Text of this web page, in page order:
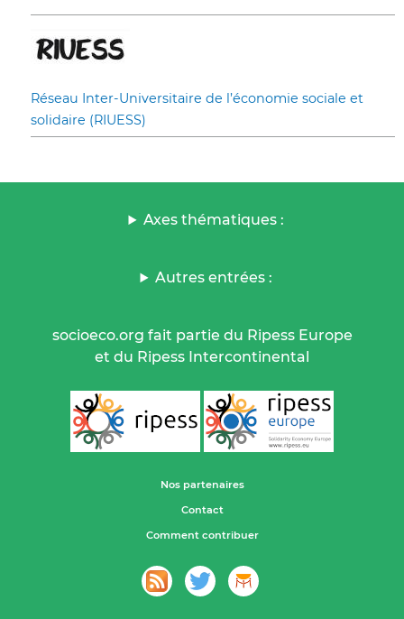
Réseau Inter-Universitaire de l’économie sociale et
solidaire (RIUESS)
Axes thématiques :
Autres entrées :
socioeco.org fait partie du Ripess Europe
et du Ripess Intercontinental
Nos partenaires
Contact
Comment contribuer